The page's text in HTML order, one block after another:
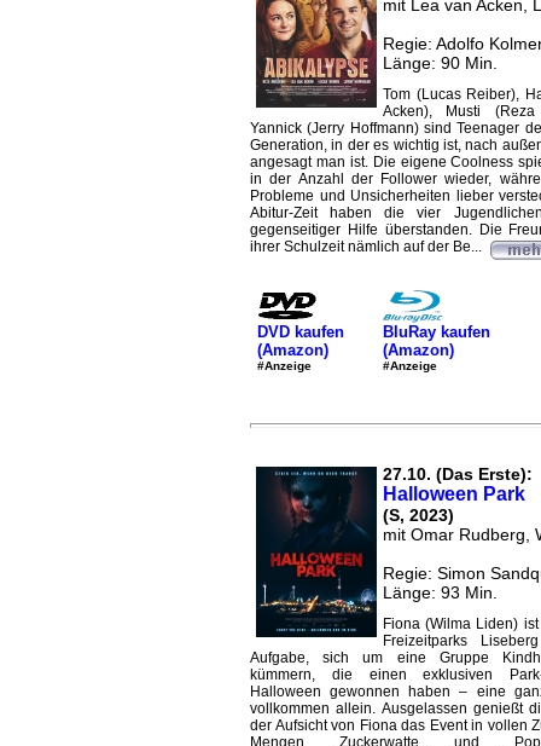
mit Lea van Acken,
Regie: Adolfo
Länge: 90 Min.
Tom (Lucas Reiber),
Acken), Musti
Yannick (Jerry Hoffmann) sind Teenager
Generation, in der es wichtig ist, nach
angesagt man ist. Die eigene Coolness
in der Anzahl der Follower wieder,
Probleme und Unsicherheiten lieber
Abitur-Zeit haben die vier
gegenseitiger Hilfe überstanden. Die
ihrer Schulzeit nämlich auf der Be...
DVD kaufen
(Amazon)
#Anzeige
BluRay kaufen
(Amazon)
#Anzeige
27.10. (Das Erste):
Halloween Park
(S, 2023)
mit Omar Rudberg,
Regie: Simon
Länge: 93 Min.
Fiona (Wilma Liden)
Freizeitparks
Aufgabe, sich um eine Gruppe
kümmern, die einen exklusiven
Halloween gewonnen haben – eine
vollkommen allein. Ausgelassen genießt
der Aufsicht von Fiona das Event in vollen
Mengen Zuckerwatte und